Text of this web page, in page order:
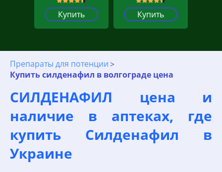
Купить Купить
Препараты для потенции
Купить силденафил в волгограде цена
СИЛДЕНАФИЛ цена и
наличие в аптеках, где
купить Силденафил в
Украине